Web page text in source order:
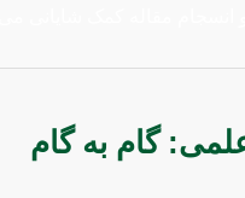
گام به گام